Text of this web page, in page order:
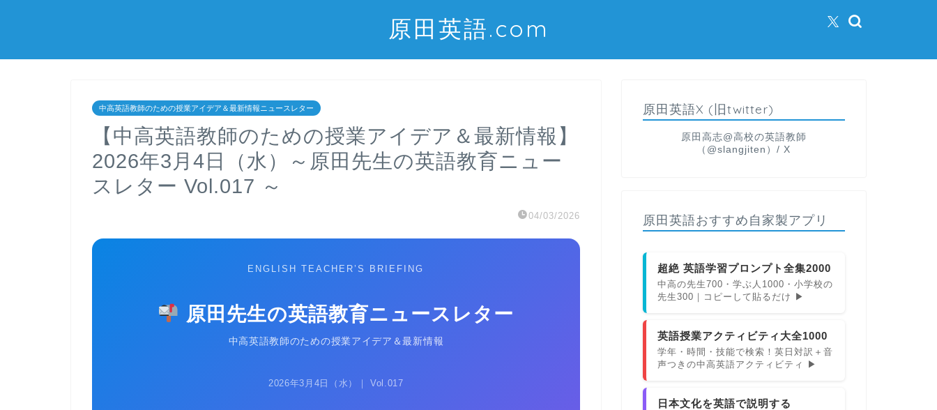
原田英語.com
中高英語教師のための授業アイデア＆最新情報ニュースレター
【中高英語教師のための授業アイデア＆最新情報】
2026年3月4日（水）～原田先生の英語教育ニュー
スレター Vol.017 ～
04/03/2026
ENGLISH TEACHER’S BRIEFING
原田先生の英語教育ニュースレター
中高英語教師のための授業アイデア＆最新情報
2026年3月4日（水）｜ Vol.017
原田英語X (旧twitter)
原田高志@高校の英語教師
（@slangjiten）/ X
原田英語おすすめ自家製アプリ
超絶 英語学習プロンプト全集2000
中高の先生700・学ぶ人1000・小学校の
先生300｜コピーして貼るだけ ▶
英語授業アクティビティ大全1000
学年・時間・技能で検索！英日対訳＋音
声つきの中高英語アクティビティ ▶
日本文化を英語で説明する